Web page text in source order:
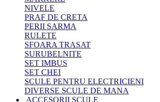
NIVELE
PRAF DE CRETA
PERII SARMA
RULETE
SFOARA TRASAT
SURUBELNITE
SET IMBUS
SET CHEI
SCULE PENTRU ELECTRICIENI
DIVERSE SCULE DE MANA
ACCESORII SCULE